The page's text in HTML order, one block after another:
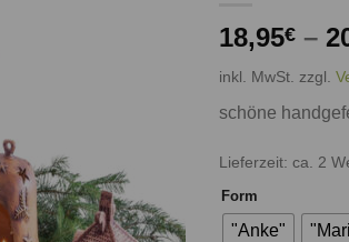
18,95€ –
inkl. MwSt. zzgl.
schöne
Lieferzeit: ca. 2
Form
"Anke"